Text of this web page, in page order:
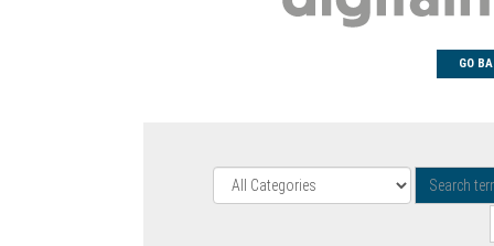
GO